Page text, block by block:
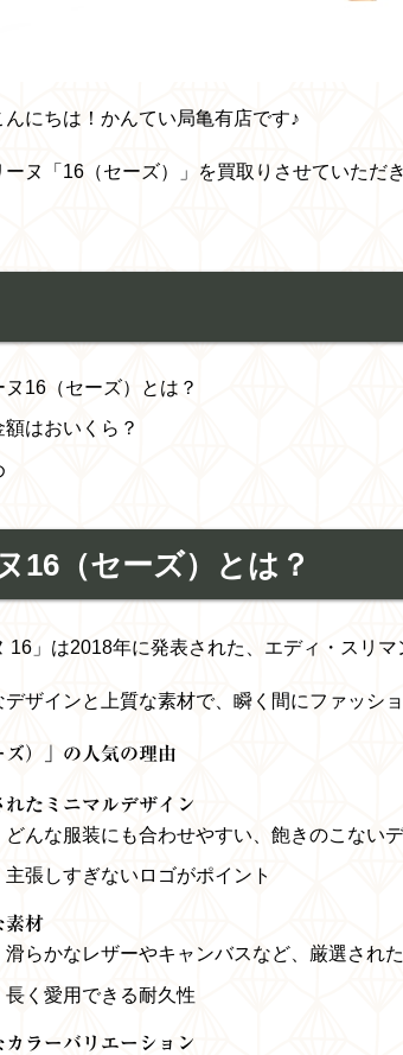
んにちは！かんてい局亀有店です♪
ヌ「16（セーズ）」 を買取りさせていただ
16（セーズ） とは？
額はおいくら？
16（セーズ）とは？
16」は2018年に発表された、エディ・スリ
デザインと上質な素材で、瞬く間にファッシ
ズ）」の人気の理由
れたミニマルデザイン
どんな服装にも合わせやすい、飽きのこない
主張しすぎないロゴがポイント
素材
滑らかなレザーやキャンバスなど、厳選され
長く愛用できる耐久性
カラーバリエーション